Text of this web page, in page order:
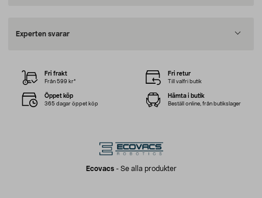
Experten svarar
Ecovacs- Se alla produkter
Fri frakt
Från 599 kr*
Fri retur
Till valfri butik
Öppet köp
365 dagar öppet köp
Hämta i butik
Beställ online, från butikslager